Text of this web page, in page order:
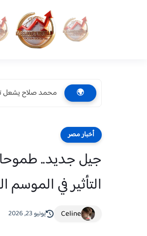
🌍 محمد صلاح يشعل
أخبار مصر
جيل جديد..
التأثير في الموسم
Celine يونيو 23, 2026